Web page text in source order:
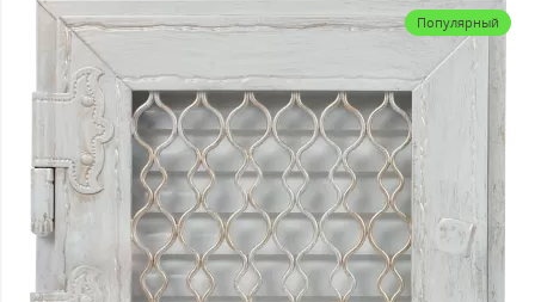
Популярный